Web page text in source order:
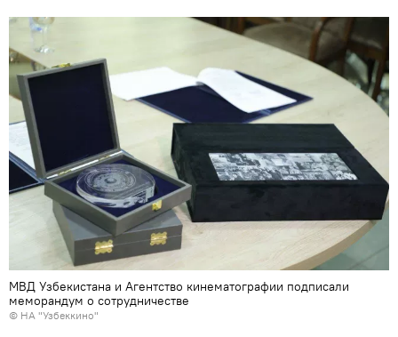
МВД Узбекистана и Агентство кинематографии подписали
меморандум о сотрудничестве
© НА "Узбеккино"